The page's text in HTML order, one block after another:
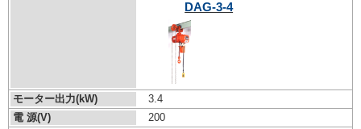
DAG-3-4
モーター出力(kW)
3.4
電 源(V)
200